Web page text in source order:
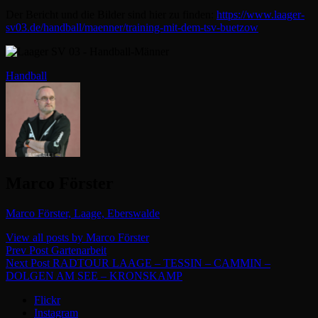
https://www.laager-
sv03.de/handball/maenner/training-mit-dem-tsv-buetzow
Categories
Handball
Marco Förster, Laage, Eberswalde
View all posts by Marco Förster
Beitragsnavigation
Previous
Post
Prev Post Gartenarbeit
Next
Post
Next Post RADTOUR LAAGE – TESSIN – CAMMIN –
DOLGEN AM SEE – KRONSKAMP
Flickr
Instagram